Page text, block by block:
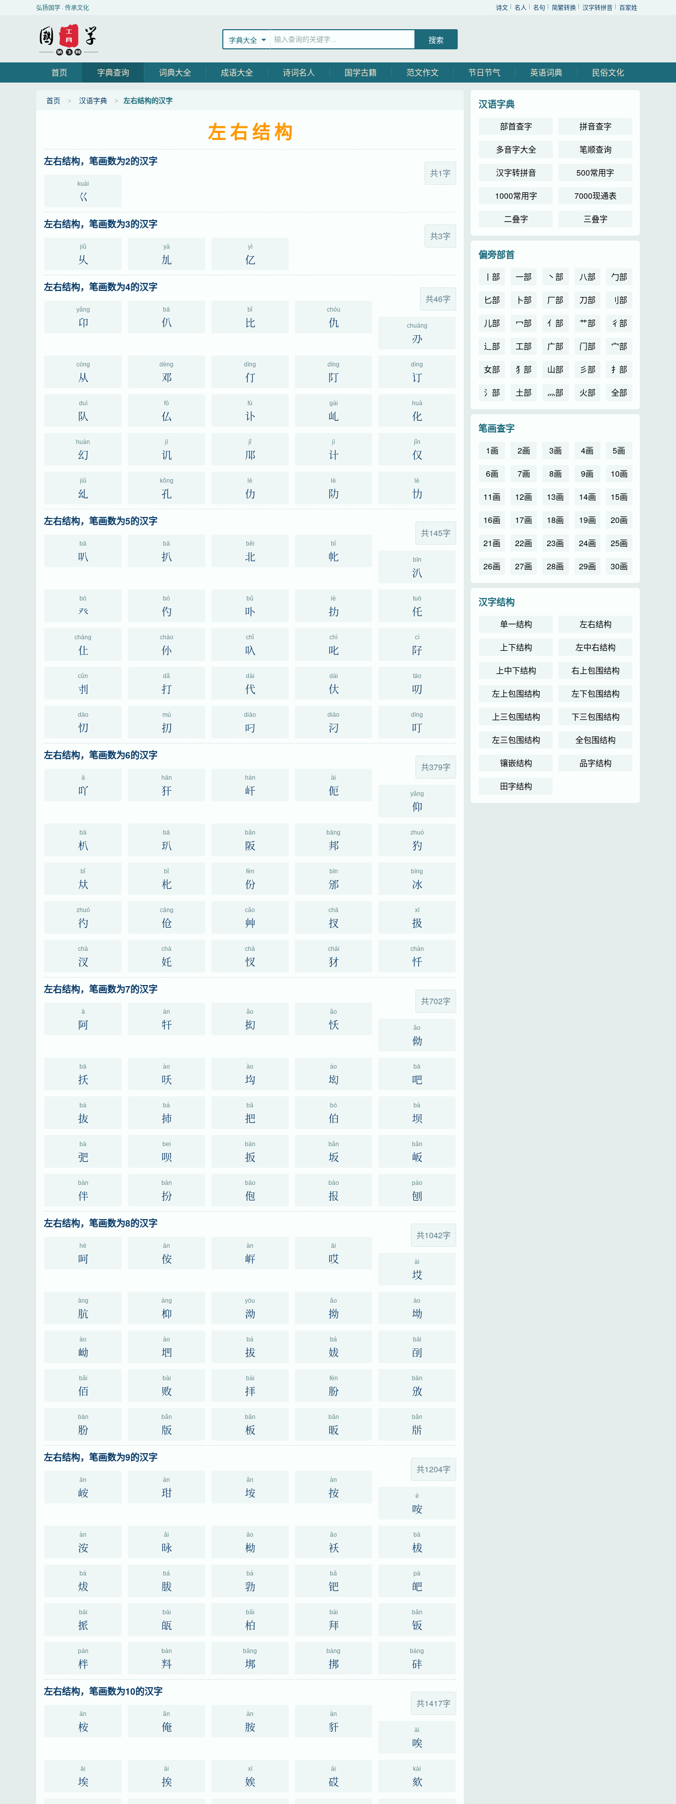
弘扬国学 · 传承文化 诗文 名人 名句 简繁转换 汉字转拼音 百家姓
字典大全
首页 字典查询 词典大全 成语大全 诗词名人 国学古籍 范文作文 节日节气 英语词典 民俗文化
首页 汉语字典 左右结构的汉字
左右结构
共1字
左右结构，笔画数为2的汉字
kuài
巜
共3字
左右结构，笔画数为3的汉字
jiǔ
乆
yà
劜
yì
亿
共46字
左右结构，笔画数为4的汉字
yǎng
卬
bā
仈
bǐ
比
chóu
仇 chuāng
刅
cóng
从
dèng
邓
dīng
仃
dīng
䦺
dìng
订
duì
队
fó
仏
fù
讣
gài
乢
huà
化
huàn
幻
jī
讥
jǐ
䢳
jì
计
jǐn
仅
jiǔ
乣
kǒng
孔
lè
仂
lè
阞
lè
㔹
共145字
左右结构，笔画数为5的汉字
bā
叭
bā
扒
běi
北
bǐ
㠲 bīn
汃
bō
癶
bó
仢
bǔ
卟
lè
扐
tuō
仛
cháng
仩
chào
仦
chǐ
叺
chì
叱
cì
䦻
cǔn
刌
dǎ
打
dài
代
dài
㐲
tāo
叨
dāo
忉
mù
㧅
diāo
叼
diāo
汈
dīng
叮
共379字
左右结构，笔画数为6的汉字
ā
吖
hān
犴
hàn
屽
ài
伌 yǎng
仰
bā
朳
bā
玐
bǎn
阪
bāng
邦
zhuó
犳
bǐ
夶
bǐ
朼
fèn
份
bīn
邠
bīng
冰
zhuó
彴
cāng
伧
cǎo
艸
chā
扠
xī
扱
chà
汊
chà
奼
chà
㣾
chái
犲
chàn
忏
共702字
左右结构，笔画数为7的汉字
ā
阿
àn
㸩
ǎo
抝
ǎo
㤇 ǎo
㑃
bā
扷
ào
㕭
ào
㘬
ào
㘭
bā
吧
bá
抜
bá
㧊
bǎ
把
bó
伯
bà
坝
bà
弝
bei
呗
bān
扳
bǎn
坂
bǎn
岅
bàn
伴
bàn
扮
bāo
佨
bào
报
páo
刨
共1042字
左右结构，笔画数为8的汉字
hē
呵
ān
侒
àn
㟁
āi
哎 ài
㘷
āng
肮
àng
枊
yōu
泑
ǎo
拗
ào
坳
ào
岰
ào
垇
bá
拔
bá
妭
bāi
㓦
bǎi
佰
bài
败
bài
拝
fén
朌
bān
攽
bān
肦
bǎn
版
bǎn
板
bǎn
昄
bǎn
㸞
共1204字
左右结构，笔画数为9的汉字
ān
峖
án
玵
ǎn
垵
àn
按 è
咹
àn
洝
ǎi
昹
āo
柪
ǎo
袄
bā
柭
bá
炦
bá
胈
bá
㔜
bǎ
钯
pā
皅
bāi
挀
bái
㼟
bǎi
柏
bài
拜
bǎn
钣
pán
柈
bàn
㪵
bāng
垹
bàng
挷
bàng
䂜
共1417字
左右结构，笔画数为10的汉字
ān
桉
ǎn
俺
àn
胺
àn
豻 āi
唉
āi
埃
āi
挨
xī
娭
ài
砹
kài
欬
汉语字典
部首查字
拼音查字
多音字大全
笔顺查询
汉字转拼音
500常用字
1000常用字
7000现通表
二叠字
三叠字
偏旁部首
丨部 一部 丶部 八部
勹部
匕部
卜部 厂部 刀部
刂部
儿部
冖部 亻部 艹部
彳部
辶部
工部 广部 门部
宀部
女部
犭部 山部 彡部
扌部
氵部
土部 灬部 火部 全部
笔画查字
1画 2画 3画 4画
5画
6画
7画 8画 9画
10画
11画
12画 13画 14画
15画
16画
17画 18画 19画
20画
21画
22画 23画 24画
25画
26画
27画 28画 29画 30画
汉字结构
单一结构
左右结构
上下结构
左中右结构
上中下结构
右上包围结构
左上包围结构
左下包围结构
上三包围结构
下三包围结构
左三包围结构
全包围结构
镶嵌结构
品字结构
田字结构